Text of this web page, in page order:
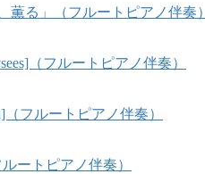
薫る」（フルートピアノ伴奏）
（フルートピアノ伴奏）
フルートピアノ伴奏）
ートピアノ伴奏）